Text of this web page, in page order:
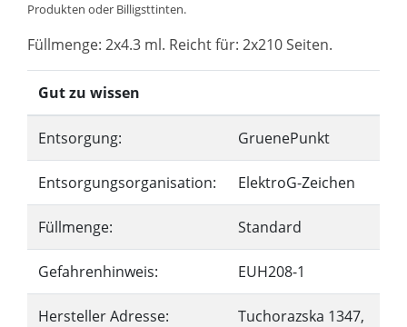
Produkten oder Billigsttinten.
Füllmenge: 2x4.3 ml. Reicht für: 2x210 Seiten.
Gut zu wissen
Entsorgung: GruenePunkt
Entsorgungsorganisation: ElektroG-Zeichen
Füllmenge: Standard
Gefahrenhinweis: EUH208-1
Hersteller Adresse:
Tuchorazska 1347,